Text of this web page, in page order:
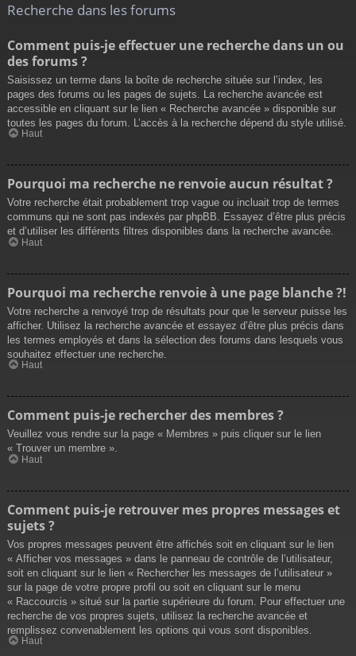
Recherche dans les forums
Comment puis-je effectuer une recherche dans un ou
des forums ?
Saisissez un terme dans la boîte de recherche située sur l’index, les
pages des forums ou les pages de sujets. La recherche avancée est
accessible en cliquant sur le lien « Recherche avancée » disponible sur
toutes les pages du forum. L’accès à la recherche dépend du style utilisé.
Haut
Pourquoi ma recherche ne renvoie aucun résultat ?
Votre recherche était probablement trop vague ou incluait trop de termes
communs qui ne sont pas indexés par phpBB. Essayez d’être plus précis
et d’utiliser les différents filtres disponibles dans la recherche avancée.
Haut
Pourquoi ma recherche renvoie à une page blanche ?!
Votre recherche a renvoyé trop de résultats pour que le serveur puisse les
afficher. Utilisez la recherche avancée et essayez d’être plus précis dans
les termes employés et dans la sélection des forums dans lesquels vous
souhaitez effectuer une recherche.
Haut
Comment puis-je rechercher des membres ?
Veuillez vous rendre sur la page « Membres » puis cliquer sur le lien
« Trouver un membre ».
Haut
Comment puis-je retrouver mes propres messages et
sujets ?
Vos propres messages peuvent être affichés soit en cliquant sur le lien
« Afficher vos messages » dans le panneau de contrôle de l’utilisateur,
soit en cliquant sur le lien « Rechercher les messages de l’utilisateur »
sur la page de votre propre profil ou soit en cliquant sur le menu
« Raccourcis » situé sur la partie supérieure du forum. Pour effectuer une
recherche de vos propres sujets, utilisez la recherche avancée et
remplissez convenablement les options qui vous sont disponibles.
Haut